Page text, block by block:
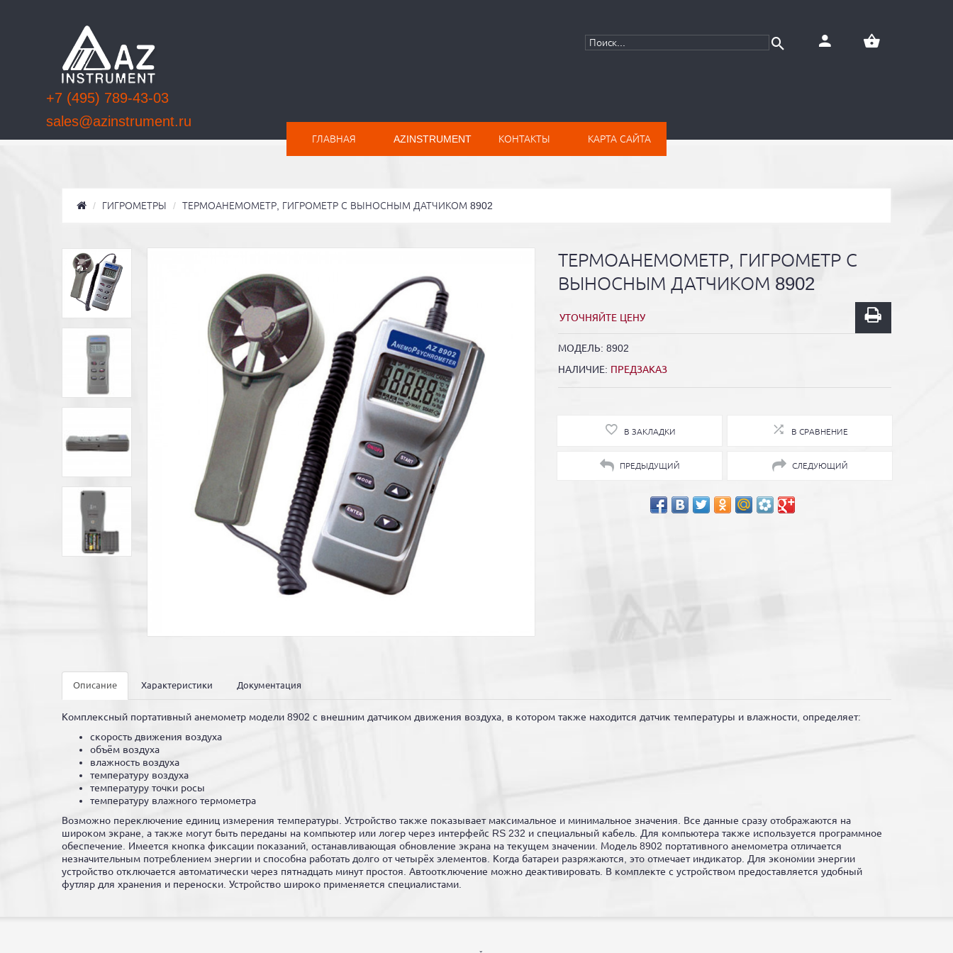
ГЛАВНАЯ AZINSTRUMENT КОНТАКТЫ КАРТА САЙТА
+7 (495) 789-43-03
sales@azinstrument.ru
ГИГРОМЕТРЫ ТЕРМОАНЕМОМЕТР, ГИГРОМЕТР С ВЫНОСНЫМ ДАТЧИКОМ 8902
ТЕРМОАНЕМОМЕТР, ГИГРОМЕТР С
ВЫНОСНЫМ ДАТЧИКОМ 8902
УТОЧНЯЙТЕ ЦЕНУ
МОДЕЛЬ: 8902
НАЛИЧИЕ: ПРЕДЗАКАЗ
В ЗАКЛАДКИ В СРАВНЕНИЕ
ПРЕДЫДУЩИЙ СЛЕДУЮЩИЙ
Описание Характеристики Документация
Комплексный портативный анемометр модели 8902 с внешним датчиком движения воздуха, в котором также находится датчик температуры и влажности, определяет:
скорость движения воздуха
объём воздуха
влажность воздуха
температуру воздуха
температуру точки росы
температуру влажного термометра
Возможно переключение единиц измерения температуры. Устройство также показывает максимальное и минимальное значения. Все данные сразу отображаются на
широком экране, а также могут быть переданы на компьютер или логер через интерфейс RS 232 и специальный кабель. Для компьютера также используется программное
обеспечение. Имеется кнопка фиксации показаний, останавливающая обновление экрана на текущем значении. Модель 8902 портативного анемометра отличается
незначительным потреблением энергии и способна работать долго от четырёх элементов. Когда батареи разряжаются, это отмечает индикатор. Для экономии энергии
устройство отключается автоматически через пятнадцать минут простоя. Автоотключение можно деактивировать. В комплекте с устройством предоставляется удобный
футляр для хранения и переноски. Устройство широко применяется специалистами.